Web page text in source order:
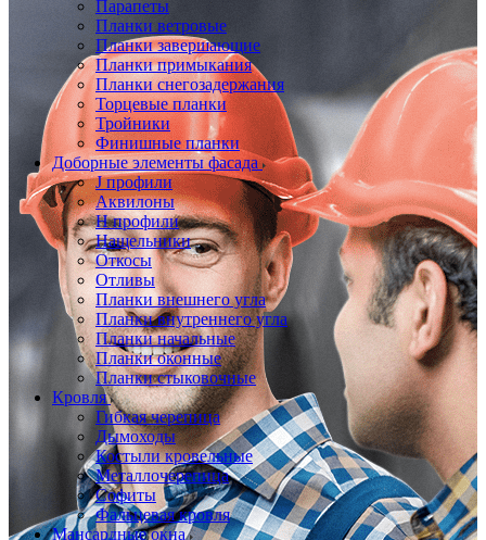
Парапеты
Планки ветровые
Планки завершающие
Планки примыкания
Планки снегозадержания
Торцевые планки
Тройники
Финишные планки
Доборные элементы фасада
J профили
Аквилоны
Н профили
Нащельники
Откосы
Отливы
Планки внешнего угла
Планки внутреннего угла
Планки начальные
Планки оконные
Планки стыковочные
Кровля
Гибкая черепица
Дымоходы
Костыли кровельные
Металлочерепица
Софиты
Фальцевая кровля
Мансардные окна